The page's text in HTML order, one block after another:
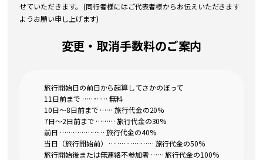
せていただきます。 (同行者様にはご代表者様からお伝えいただきます
ようお願い申し上げます)
変更・取消手数料のご案内
旅行開始日の前日から起算してさかのぼって
11日前まで ………… 無料
10日～8日前まで …… 旅行代金の20%
7日～2日前まで ……… 旅行代金の30%
前日 ………………… 旅行代金の40%
当日（旅行開始前） ………………… 旅行代金の50%
旅行開始後または無連絡不参加者 …… 旅行代金の100%